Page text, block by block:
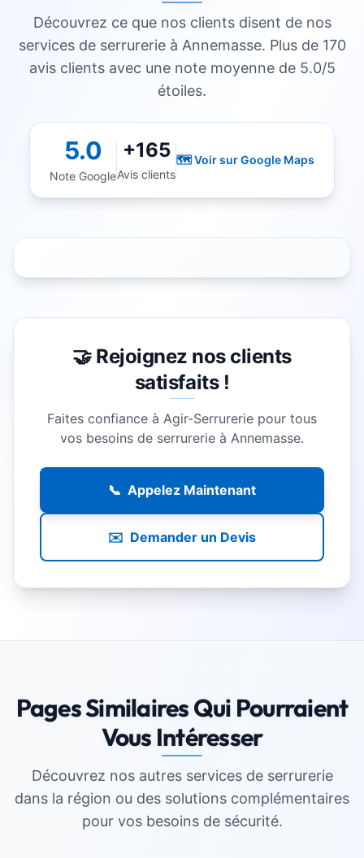
Découvrez ce que nos clients disent de nos
services de serrurerie à Annemasse. Plus de 170
avis clients avec une note moyenne de 5.0/5
étoiles.
5.0
Note Google
+165
Avis clients
🗺️ Voir sur Google Maps
🤝 Rejoignez nos clients
satisfaits !
Faites confiance à Agir-Serrurerie pour tous
vos besoins de serrurerie à Annemasse.
📞 Appelez Maintenant
✉️ Demander un Devis
Pages Similaires Qui Pourraient
Vous Intéresser
Découvrez nos autres services de serrurerie
dans la région ou des solutions complémentaires
pour vos besoins de sécurité.